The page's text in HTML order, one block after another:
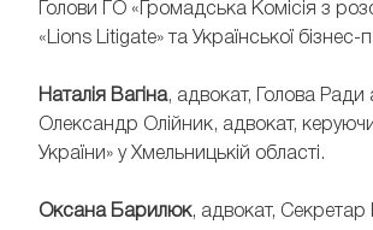
Голови ГО «Громадська Комісія з
«Lions Litigate» та Української бізнес-
Наталія Вагіна, адвокат, Голова Ради
Олександр Олійник, адвокат,
України» у Хмельницькій області.
Оксана Барилюк, адвокат, Секретар